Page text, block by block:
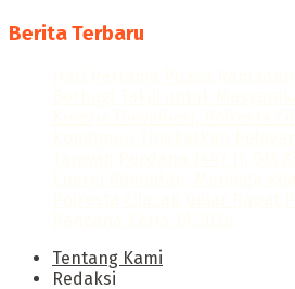
Berita Terbaru
Tentang Kami
Redaksi